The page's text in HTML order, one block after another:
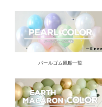
パールゴム風船一覧